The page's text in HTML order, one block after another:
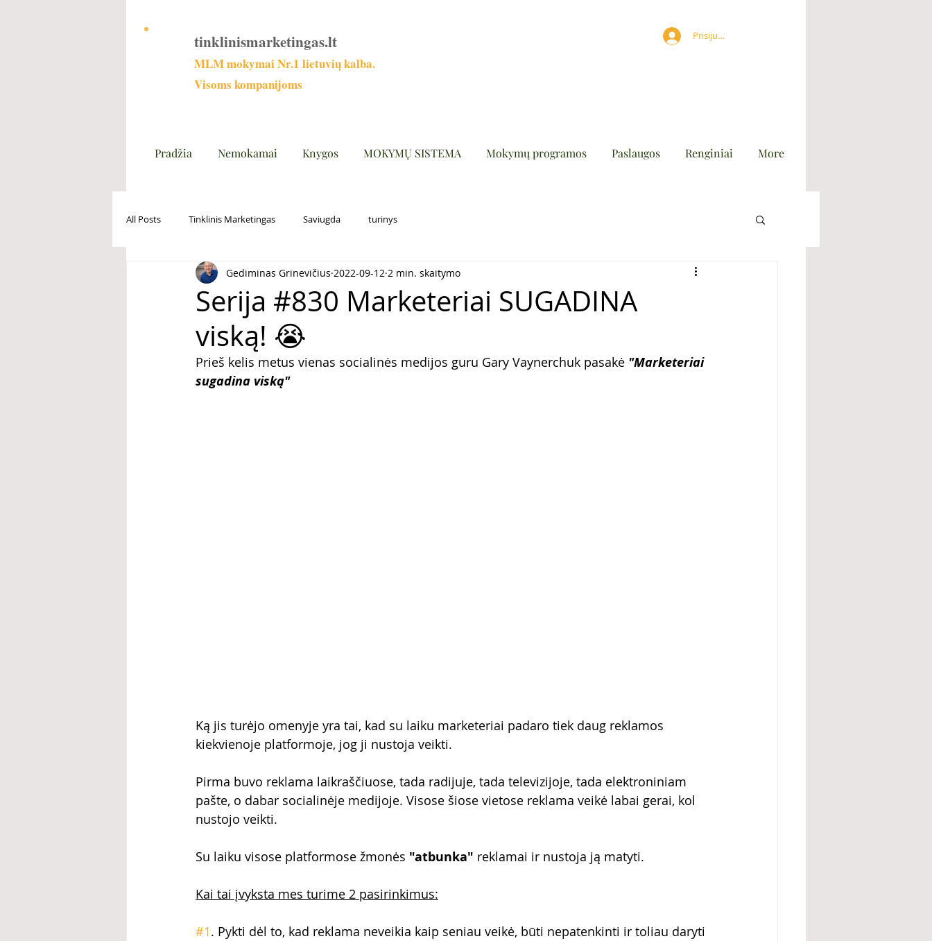
tinklinismarketingas.lt
MLM mokymai Nr.1 lietuvių kalba.
Visoms kompanijoms
Prisijungti
Pradžia Nemokamai Knygos MOKYMŲ SISTEMA Mokymų programos Paslaugos Renginiai More
All Posts Tinklinis Marketingas Saviugda turinys
Serija #830 Marketeriai SUGADINA
viską! 😭
Gediminas Grinevičius 2022-09-12 2 min. skaitymo
Prieš kelis metus vienas socialinės medijos guru Gary Vaynerchuk pasakė "Marketeriai
sugadina viską"
Ką jis turėjo omenyje yra tai, kad su laiku marketeriai padaro tiek daug reklamos
kiekvienoje platformoje, jog ji nustoja veikti.
Pirma buvo reklama laikraščiuose, tada radijuje, tada televizijoje, tada elektroniniam
pašte, o dabar socialinėje medijoje. Visose šiose vietose reklama veikė labai gerai, kol
nustojo veikti.
Su laiku visose platformose žmonės "atbunka" reklamai ir nustoja ją matyti.
Kai tai įvyksta mes turime 2 pasirinkimus:
#1. Pykti dėl to, kad reklama neveikia kaip seniau veikė, būti nepatenkinti ir toliau daryti